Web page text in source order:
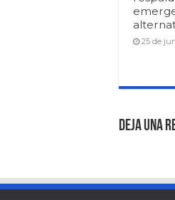
25 de
Deja una